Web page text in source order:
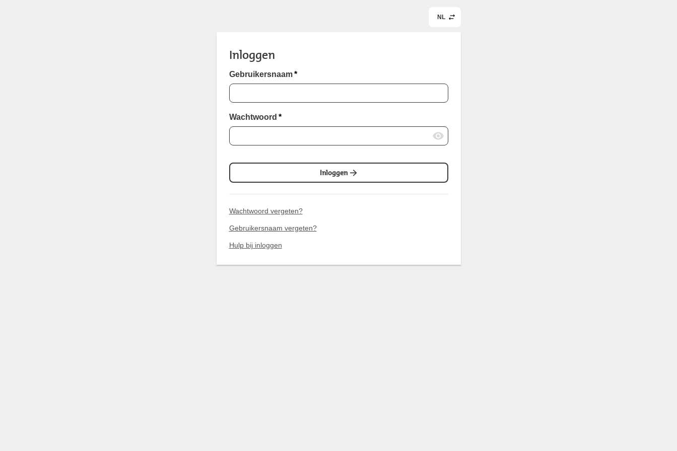
NL
Inloggen
Gebruikersnaam *
Wachtwoord *
Inloggen
Wachtwoord vergeten?
Gebruikersnaam vergeten?
Hulp bij inloggen